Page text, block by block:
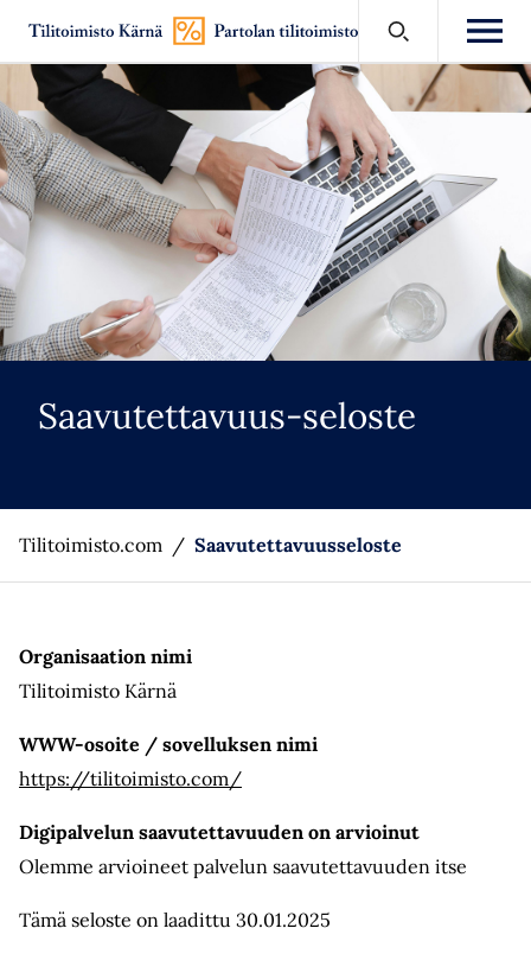
sisältöön
Saavutettavuus-seloste
Tilitoimisto.com / Saavutettavuusseloste
Organisaation nimi
Tilitoimisto Kärnä
WWW-osoite / sovelluksen nimi
https://tilitoimisto.com/
Digipalvelun saavutettavuuden on arvioinut
Olemme arvioineet palvelun saavutettavuuden itse
Tämä seloste on laadittu 30.01.2025